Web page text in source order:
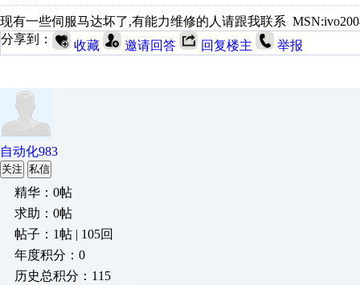
现有一些伺服马达坏了,有能力维修的人请跟我联系
分享到：
收藏 邀请回答 回复楼主 举报
自动化983
关注 私信
精华：0帖
求助：0帖
帖子：1帖 | 105回
年度积分：0
历史总积分：115